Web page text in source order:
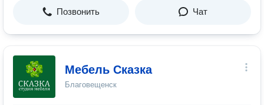
Позвонить Чат
Мебель Сказка
Благовещенск